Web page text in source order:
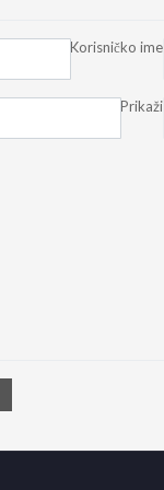
Korisničko ime
Prikaži